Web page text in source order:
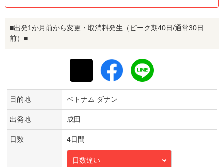
■出発1か月前から変更・取消料発生（ピーク期40日/通常30日
前）■
目的地 ベトナム ダナン
出発地 成田
日数 4日間
日数違い